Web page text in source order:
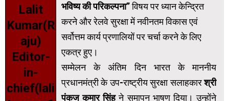
Lalit
Kumar(R
aju)
Editor-
in-
chief(lali
भविष्य की परिकल्‍पना”विषय पर ध्यान केन्‍द्रित
करने और रेलवे सुरक्षा में नवीनतम विकास एवं
सर्वोत्तम कार्य प्रणालियों पर चर्चा करने के लिए
एकत्र हुए।
सम्मेलन के अंतिम दिन भारत के माननीय
प्रधानमंत्री के उप-राष्ट्रीय सुरक्षा सलाहकारश्री
पंकज कुमार सिंहने समापन भाषण दिया। उन्होंने